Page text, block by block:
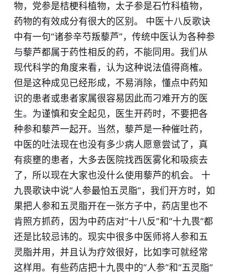
物，党参是桔梗科植物，太子参是石竹科植物，
药物的有效成分有很大的区别。 中医十八反歌诀
中有一句“诸参辛芍叛藜芦”，传统中医认为各种参
与藜芦都属于药性相反的药，不能同用。我们从
现代科学的角度来看，认为这种说法值得商榷。
但是这种成见已经形成，不易消除，懂点中药知
识的患者或患者家属很容易因此而刁难开方的医
生。为谨慎和安全起见，医生开药时，不要把各
种参和藜芦一起开。当然，藜芦是一种催吐药，
中医的吐法现在也没有多少病人愿意尝试了，真
有痰壅的患者，大多去医院找西医雾化和吸痰去
了，所以现在大家也没什么使用藜芦的机会。 十
九畏歌诀中说“人参最怕五灵脂”，我们开方时，如
果把人参和五灵脂开在一张方子中，药店里也不
肯照方抓药，因为中药店对“十八反”和“十九畏”都
还是比较忌讳的。现实中很多中医师将人参和五
灵脂并用，并且认为疗效很好，比如李可就经常
这样用。有些药店把十九畏中的“人参”和“五灵脂”